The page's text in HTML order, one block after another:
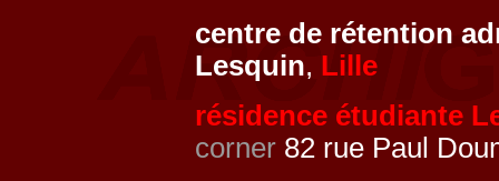
centre de rétention
Lesquin, Lille
résidence étudiante
corner 82 rue Paul